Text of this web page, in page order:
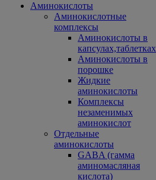
Аминокислоты
Аминокислотные
комплексы
Аминокислоты в
капсулах,таблетках
Аминокислоты в
порошке
Жидкие
аминокислоты
Комплексы
незаменимых
аминокислот
Отдельные
аминокислоты
GABA (гамма
аминомасляная
кислота)